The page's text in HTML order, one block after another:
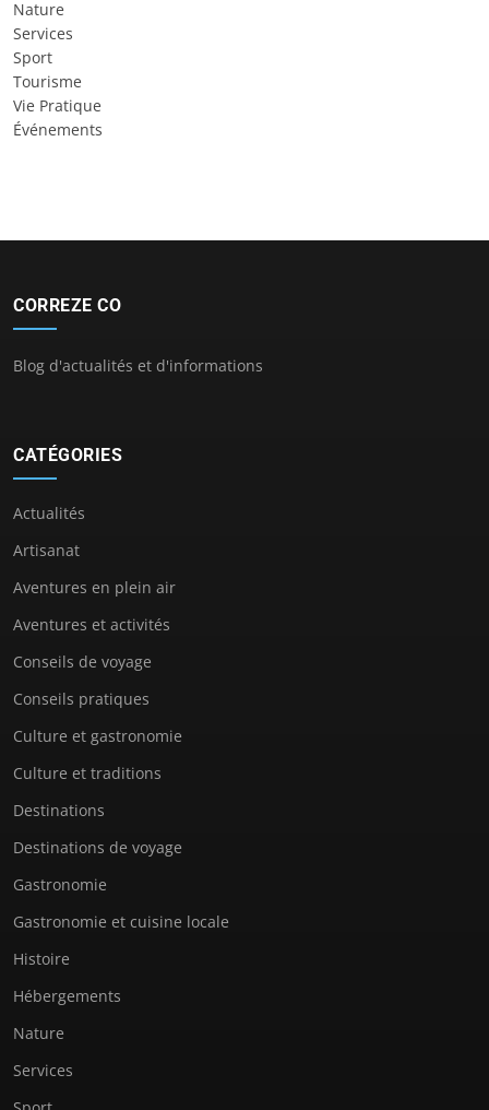
Nature
Services
Sport
Tourisme
Vie Pratique
Événements
CORREZE CO
Blog d'actualités et d'informations
CATÉGORIES
Actualités
Artisanat
Aventures en plein air
Aventures et activités
Conseils de voyage
Conseils pratiques
Culture et gastronomie
Culture et traditions
Destinations
Destinations de voyage
Gastronomie
Gastronomie et cuisine locale
Histoire
Hébergements
Nature
Services